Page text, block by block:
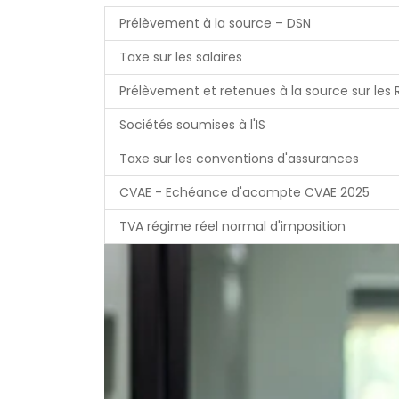
Prélèvement à la source – DSN
Taxe sur les salaires
Prélèvement et retenues à la source sur les
Sociétés soumises à l'IS
Taxe sur les conventions d'assurances
CVAE - Echéance d'acompte CVAE 2025
TVA régime réel normal d'imposition